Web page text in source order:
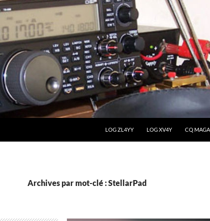
LOG ZL4YY LOG XV4Y CQ
Archives par mot-clé : StellarPad